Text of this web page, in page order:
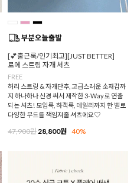
[💕출근룩/인기최고][JUST BETTER]
로에 스트링 자개 셔츠
FREE
허리 스트링 & 자개단추, 고급스러운 소재감까
지 하나하나 신경 써서 제작한 3-Way로 연출
되는 셔츠! 모임룩, 하객룩, 데일리까지 한 벌로
다양한 무드를 책임져줄 셔츠에요♡
47,900원28,800원 40%